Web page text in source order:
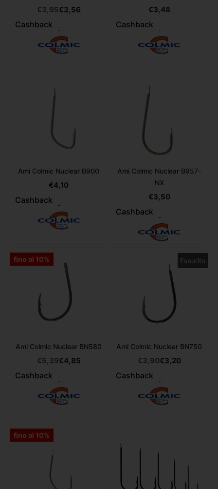
€3,95€3,56
Cashback
-
€3,48
Cashback
-
Ami Colmic Nuclear B900
€4,10
Cashback
-
Ami Colmic Nuclear B957-
NX
€3,50
Cashback
-
fino al 10%
Ami Colmic Nuclear BN580
€5,39€4,85
Cashback
-
Ami Colmic Nuclear BN750
Esaurito
€3,90€3,20
Cashback
-
fino al 10%